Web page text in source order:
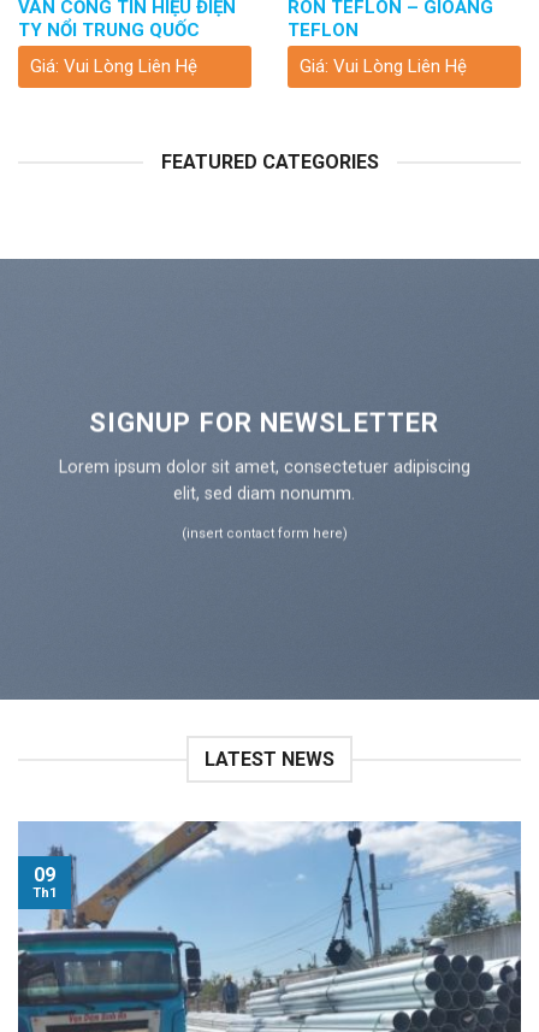
VAN CỔNG TÍN HIỆU ĐIỆN
TY NỔI TRUNG QUỐC
Giá: Vui Lòng Liên Hệ
RON TEFLON – GIOĂNG
TEFLON
Giá: Vui Lòng Liên Hệ
FEATURED CATEGORIES
SIGNUP FOR NEWSLETTER
Lorem ipsum dolor sit amet, consectetuer adipiscing
elit, sed diam nonumm.
(insert contact form here)
LATEST NEWS
09
Th1